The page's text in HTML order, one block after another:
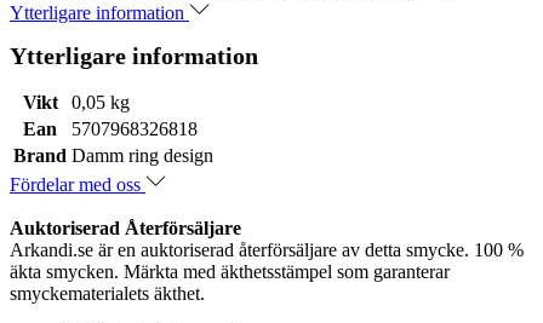
Ytterligare information
Ytterligare information
Vikt
0,05 kg
Ean
5707968326818
Brand Damm ring design
Fördelar med oss
Auktoriserad Återförsäljare
Arkandi.se är en auktoriserad återförsäljare av detta smycke. 100 %
äkta smycken. Märkta med äkthetsstämpel som garanterar
smyckematerialets äkthet.